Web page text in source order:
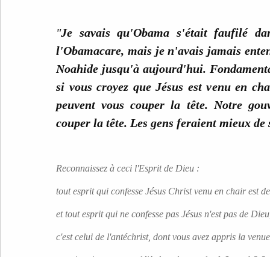
"Je savais qu'Obama s'était faufilé
l'Obamacare, mais je n'avais jamais
Noahide jusqu'à aujourd'hui.
si vous croyez que Jésus est venu en
peuvent vous couper la tête. Notre
couper la tête. Les gens feraient mieux de
Reconnaissez à ceci l'Esprit de Dieu :
tout esprit qui confesse Jésus Christ venu en chair est
et tout esprit qui ne confesse pas Jésus n'est pas de
c'est celui de l'antéchrist, dont vous avez appris la